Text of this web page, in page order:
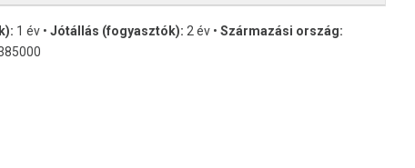
1 év • Jótállás (fogyasztók): 2 év • Származási ország: